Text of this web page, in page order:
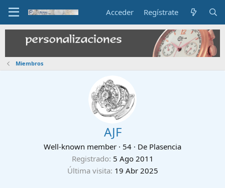
Acceder Regístrate
Miembros
AJF
Well-known member · 54 · De Plasencia
Registrado 5 Ago 2011
Última visita 19 Abr 2025